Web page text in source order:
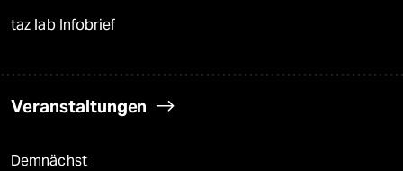
taz lab Infobrief
Veranstaltungen
Demnächst